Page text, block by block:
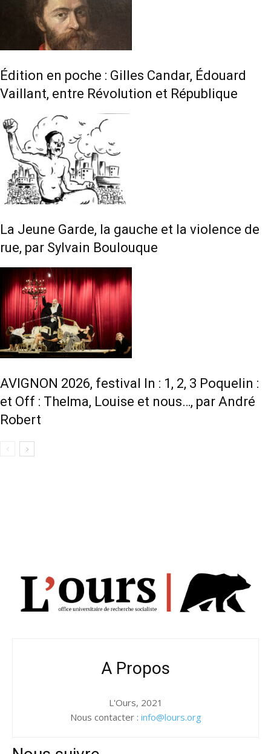
Édition en poche : Gilles Candar, Édouard
Vaillant, entre Révolution et République
La Jeune Garde, la gauche et la violence de
rue, par Sylvain Boulouque
AVIGNON 2026, festival In : 1, 2, 3 Poquelin :
et Off : Thelma, Louise et nous…, par André
Robert
A Propos
L'Ours, 2021
Nous contacter : info@lours.org